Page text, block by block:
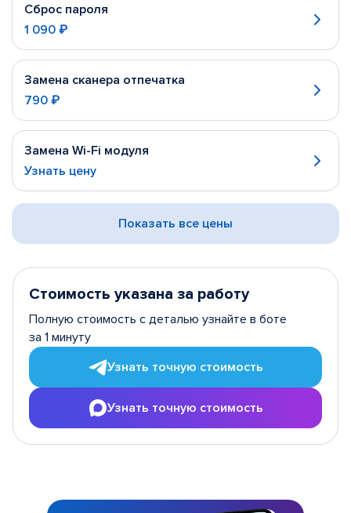
Сброс пароля
1 090 ₽
Замена сканера отпечатка
790 ₽
Замена Wi-Fi модуля
Узнать цену
Показать все цены
Стоимость указана за работу
Полную стоимость с деталью узнайте в боте
за 1 минуту
Узнать точную стоимость
Узнать точную стоимость